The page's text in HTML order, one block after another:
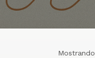
Mostrando